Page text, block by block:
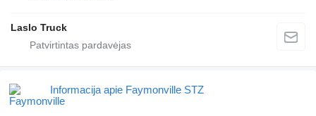
Laslo Truck
Informacija apie Faymonville STZ